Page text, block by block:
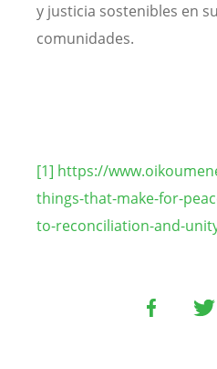
y justicia sostenibles en
comunidades.
[1] https://
things-that-make-for-
to-reconciliation-and-